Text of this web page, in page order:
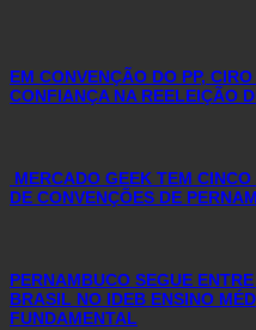
EM CONVENÇÃO DO PP,
CONFIANÇA NA REELEIÇÃO
MERCADO GEEK TEM
DE CONVENÇÕES DE
PERNAMBUCO SEGUE
BRASIL NO IDEB ENSINO
FUNDAMENTAL